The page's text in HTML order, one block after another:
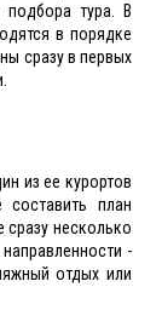
тура. В
в порядке
сразу в первых
из ее курортов
план
сразу несколько
-
отдых или